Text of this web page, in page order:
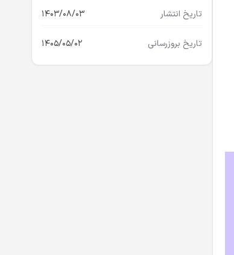
تاریخ انتشار 1403/08/03
تاریخ بروزرسانی 1405/05/02